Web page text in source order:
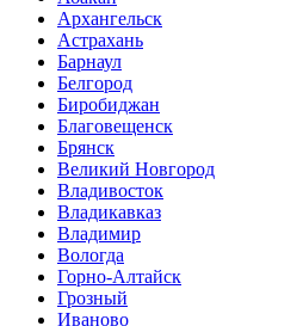
Архангельск
Астрахань
Барнаул
Белгород
Биробиджан
Благовещенск
Брянск
Великий Новгород
Владивосток
Владикавказ
Владимир
Вологда
Горно-Алтайск
Грозный
Иваново